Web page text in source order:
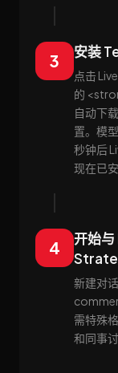
3 安装
点击
的
自动下
置。模
秒钟后
现在已
4
开始
新建对
需特殊
和同事